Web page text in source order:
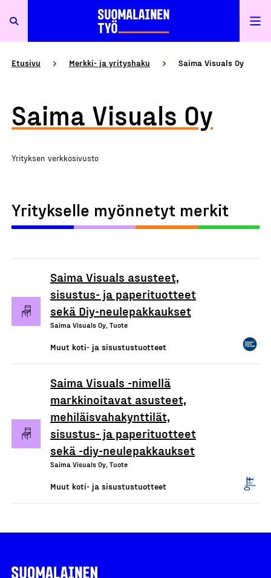
Etusivu Merkki- ja yrityshaku Saima Visuals Oy
Saima Visuals Oy
Yrityksen verkkosivusto
Yritykselle myönnetyt merkit
Saima Visuals asusteet,
sisustus- ja paperituotteet
sekä Diy-neulepakkaukset
Saima Visuals Oy, Tuote
Muut koti- ja sisustustuotteet
Saima Visuals -nimellä
markkinoitavat asusteet,
mehiläisvahakynttilät,
sisustus- ja paperituotteet
sekä -diy-neulepakkaukset
Saima Visuals Oy, Tuote
Muut koti- ja sisustustuotteet